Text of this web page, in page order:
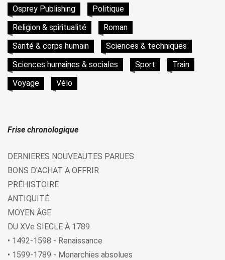
Osprey Publishing
Politique
Religion & spiritualité
Roman
Santé & corps humain
Sciences & techniques
Sciences humaines & sociales
Sport
Train
Voyage
Vélo
Frise chronologique
DERNIERES NOUVEAUTES PARUES
BONS D'ACHAT A OFFRIR
PRÉHISTOIRE
ANTIQUITÉ
MOYEN ÂGE
DU XVe SIECLE À 1789
• 1492-1598 - Renaissance
• 1599-1789 - Monarchies absolues